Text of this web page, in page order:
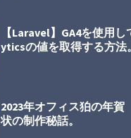
【Laravel】GA4を使用
yticsの値を取得する方法。
2023年オフィス狛の年賀
状の制作秘話。